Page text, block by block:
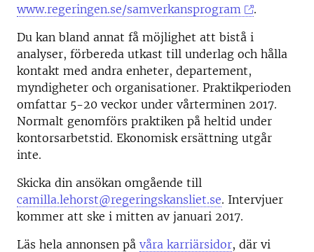
www.regeringen.se/samverkansprogram
.
Du kan bland annat få möjlighet att bistå i
analyser, förbereda utkast till underlag och hålla
kontakt med andra enheter, departement,
myndigheter och organisationer. Praktikperioden
omfattar 5-20 veckor under vårterminen 2017.
Normalt genomförs praktiken på heltid under
kontorsarbetstid. Ekonomisk ersättning utgår
inte.
Skicka din ansökan omgående till
camilla.lehorst@regeringskansliet.se. Intervjuer
kommer att ske i mitten av januari 2017.
Läs hela annonsen på våra karriärsidor, där vi